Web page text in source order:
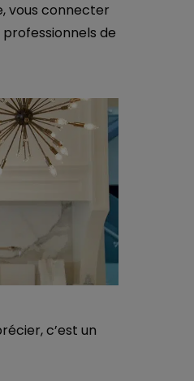
vous connecter
de
c’est un